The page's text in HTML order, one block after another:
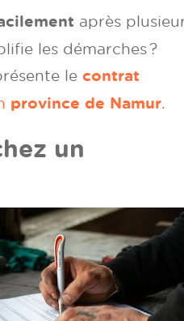
après
les démarches ?
le contrat
province de Namur.
un